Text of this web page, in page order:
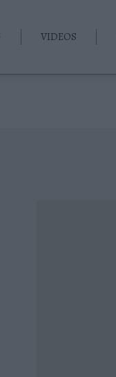
VIDEOS